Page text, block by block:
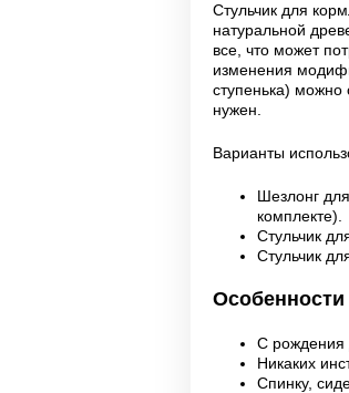
Стульчик для
натуральной
все, что может
изменения
ступенька) можно
нужен.
Варианты
Шезлонг
комплекте).
Стульчик
Стульчик
Особенности
С рождения
Никаких
Спинку,